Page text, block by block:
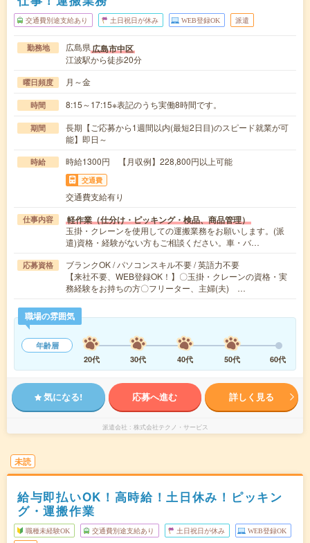
交通費別途支給あり 土日祝日が休み WEB登録OK 派遣
勤務地 広島県広島市中区
江波駅から徒歩20分
曜日頻度 月～金
時間 8:15～17:15※表記のうち実働8時間です。
期間
長期【ご応募から1週間以内(最短2日目)のスピード就業が可
能】即日～
時給 時給1300円 【月収例】228,800円以上可能
交通費
交通費支給有り
仕事内容 軽作業（仕分け・ピッキング・検品、商品管理）
玉掛・クレーンを使用しての運搬業務をお願いします。(派
遣)資格・経験がない方もご相談ください。車・バ…
応募資格
ブランクOK / パソコンスキル不要 / 英語力不要
【来社不要、WEB登録OK！】〇玉掛・クレーンの資格・実
務経験をお持ちの方〇フリーター、主婦(夫) …
職場の雰囲気
年齢層
20代
30代 40代 50代 60代
気になる! 応募へ進む 詳しく見る
派遣会社 株式会社テクノ・サービス
未読
給与即払いOK！高時給！土日休み！ピッキン
グ・運搬作業
職種未経験OK 交通費別途支給あり 土日祝日が休み WEB登録OK